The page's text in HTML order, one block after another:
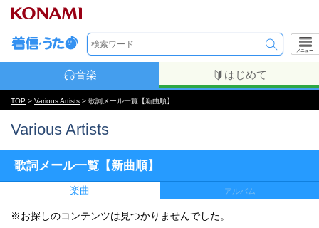
メニュー
音楽 はじめて
TOP > Various Artists > 歌詞メール一覧【新曲順】
Various Artists
歌詞メール一覧【新曲順】
楽曲 アルバム
※お探しのコンテンツは見つかりませんでした。